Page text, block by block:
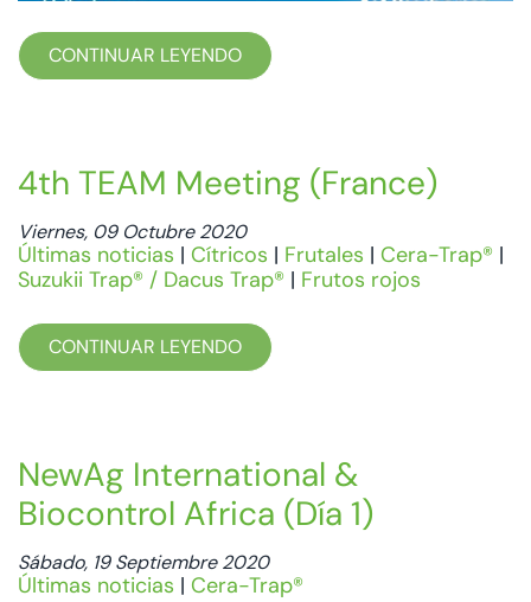
CONTINUAR LEYENDO
4th TEAM Meeting (France)
Viernes, 09 Octubre 2020
Últimas noticias | Cítricos | Frutales | Cera-Trap® |
Suzukii Trap® / Dacus Trap® | Frutos rojos
CONTINUAR LEYENDO
NewAg International &
Biocontrol Africa (Día 1)
Sábado, 19 Septiembre 2020
Últimas noticias | Cera-Trap®